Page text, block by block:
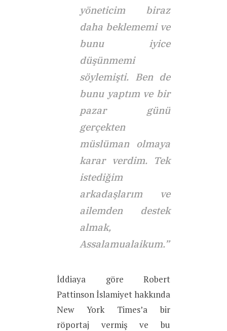
yöneticim biraz
daha beklememi ve
bunu iyice
düşünmemi
söylemişti. Ben de
bunu yaptım ve bir
pazar günü
gerçekten
müslüman olmaya
karar verdim. Tek
istediğim
arkadaşlarım ve
ailemden destek
almak,
Assalamualaikum.”
İddiaya göre Robert
Pattinson İslamiyet hakkında
New York Times’a bir
röportaj vermiş ve bu